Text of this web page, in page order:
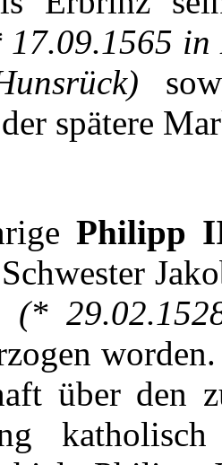
17.09.1565
)
der spätere
Philipp
Schwester
(*
worden
überden
katholisch